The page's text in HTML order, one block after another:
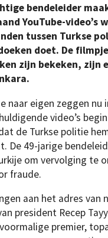
bendeleider
YouTube-video’s
tussen Turkse
doet. De
zijn bekeken, zijn
naar eigen zeggen nu
video’s
de Turkse politie
De 49-jarige
om vervolging te
fraude.
aan het adres van
president Recep
premier,